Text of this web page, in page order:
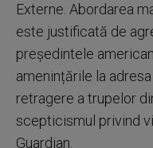
Externe. Abordarea
este justificată de
președintele
amenințările la
retragere a trupelor
scepticismul privind
Guardian.